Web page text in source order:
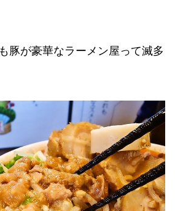
豚が豪華なラーメン屋って滅多